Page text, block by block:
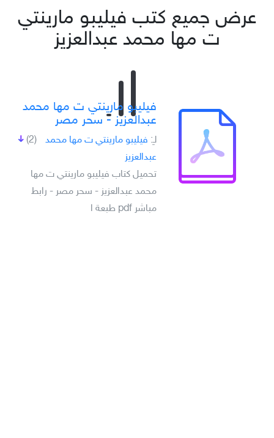
عرض جميع كتب فيليبو مارينتي
ت مھا محمد عبدالعزيز
فيليبو مارينتي ت مھا محمد
عبدالعزيز - سحر مصر
(2) لـِ: فيليبو مارينتي ت مھا محمد
عبدالعزيز
تحميل كتاب فيليبو مارينتي ت مھا
محمد عبدالعزيز - سحر مصر - رابط
مباشر pdf طبعة ا